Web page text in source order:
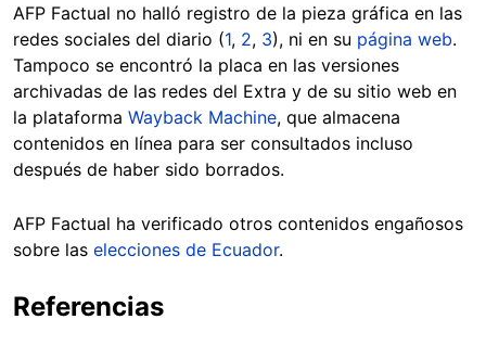
AFP Factual no halló registro de la pieza gráfica en las
redes sociales del diario (1, 2, 3), ni en su página web.
Tampoco se encontró la placa en las versiones
archivadas de las redes del Extra y de su sitio web en
la plataforma Wayback Machine, que almacena
contenidos en línea para ser consultados incluso
después de haber sido borrados.
AFP Factual ha verificado otros contenidos engañosos
sobre las elecciones de Ecuador.
Referencias